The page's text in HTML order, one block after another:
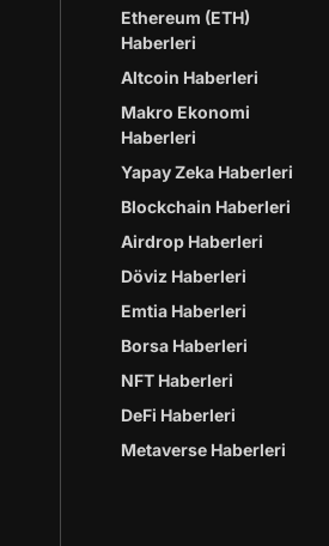
Ethereum (ETH)
Haberleri
Altcoin Haberleri
Makro Ekonomi
Haberleri
Yapay Zeka Haberleri
Blockchain Haberleri
Airdrop Haberleri
Döviz Haberleri
Emtia Haberleri
Borsa Haberleri
NFT Haberleri
DeFi Haberleri
Metaverse Haberleri